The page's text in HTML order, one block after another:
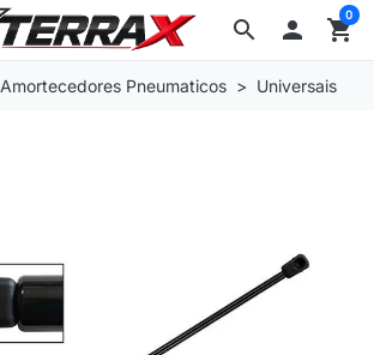
search  shopping_cart
0
Amortecedores Pneumaticos Universais